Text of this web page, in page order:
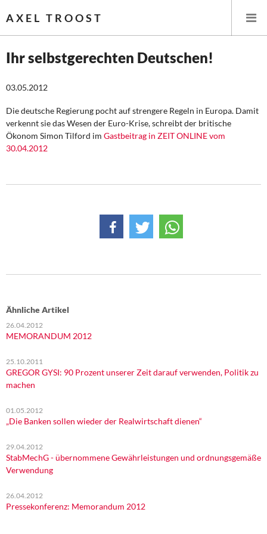
AXEL TROOST
Themen
Leitlinien linker Wirtschafts- und Finanzpolitik
Öffentliche Infrastruktur und Daseinsvorsorge
DIE LINKE
Memo-Gruppe
Institut Solidarische Moderne
Rosa-Luxemburg-Stiftung
Über mich
Kontakt
Ihr selbstgerechten Deutschen!
03.05.2012
Die deutsche Regierung pocht auf strengere Regeln in Europa. Damit
verkennt sie das Wesen der Euro-Krise, schreibt der britische
Ökonom Simon Tilford im Gastbeitrag in ZEIT ONLINE vom
30.04.2012
Ähnliche Artikel
26.04.2012
MEMORANDUM 2012
25.10.2011
GREGOR GYSI: 90 Prozent unserer Zeit darauf verwenden, Politik zu
machen
01.05.2012
„Die Banken sollen wieder der Realwirtschaft dienen“
29.04.2012
StabMechG - übernommene Gewährleistungen und ordnungsgemäße
Verwendung
26.04.2012
Pressekonferenz: Memorandum 2012